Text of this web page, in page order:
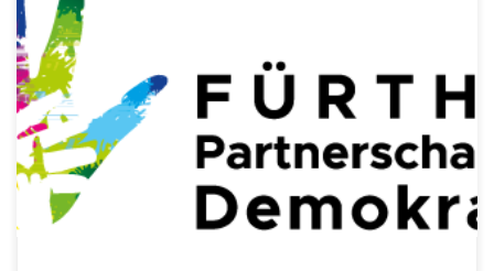
Wege für Nachhaltigkeit auf die Agenda der
Kommunalpolitik Kommunalpolitik findet direkt vor
unserer Haustüre statt und gestaltet unser
Zusammenleben in der Stadt. Fraktionen im Stadtrat
nehmen dabei eine besonders wichtige Rolle ein. Was
sind aber Fraktionen? Wie arbeiten sie? Und vor allem:
wie wird aus einem Anliegen ein tatsächlicher Antrag?
[…]